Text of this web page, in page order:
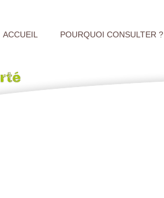
ACCUEIL POURQUOI CONSULTER ?